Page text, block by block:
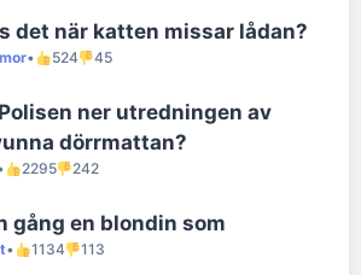
det när katten missar lådan?
• 524 45
ner utredningen av
dörrmattan?
2295 242
gång en blondin som
• 1134 113